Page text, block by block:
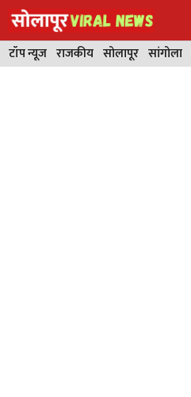
Skip
to
content
टॉप न्यूज राजकीय सोलापूर सांगोला